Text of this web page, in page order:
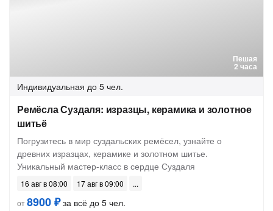
Пешая
2 часа
Индивидуальная до 5 чел.
Ремёсла Суздаля: изразцы, керамика и золотное
шитьё
Погрузитесь в мир суздальских ремёсел, узнайте о
древних изразцах, керамике и золотном шитье.
Уникальный мастер-класс в сердце Суздаля
16 авг в 08:00
17 авг в 09:00
от8900 ₽за всё до 5 чел.